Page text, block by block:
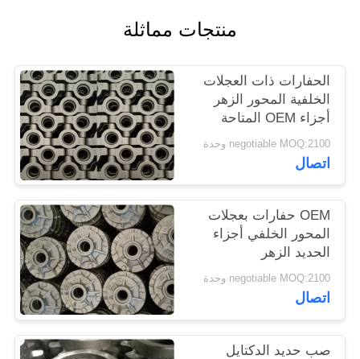
PRIVACY
POLICY
منتجات مماثلة
الحفارات ذات العجلات
الخلفية المحور الزهر
أجزاء OEM المتاحة
negotiable MOQ:2100 وحدة
اتصال
OEM حفارات بعجلات
المحور الخلفي أجزاء
الحديد الزهر
negotiable MOQ:2100 وحدة
اتصال
صب حديد الدكتايل